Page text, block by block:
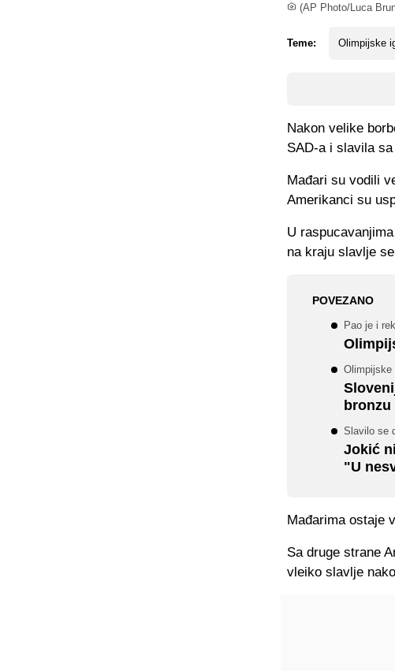
(AP Photo/Luca
Teme: Olimpijske
Nakon velike
SAD-a i slavila
Mađari su vodili
Amerikanci su
U
na kraju slavlje
POVEZANO
Pao je i
Olimpijske
bronzu
Slavilo se
Jokić
"U
Mađarima ostaje
Sa druge strane
vleiko slavlje